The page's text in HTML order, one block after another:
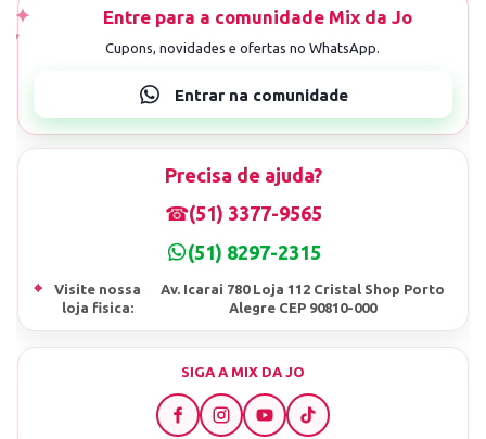
Precisa de ajuda?
☎(51) 3377-9565
(51) 8297-2315
⌖
Visite nossa
loja fisica:
Av. Icarai 780 Loja 112 Cristal Shop Porto
Alegre CEP 90810-000
SIGA A MIX DA JO